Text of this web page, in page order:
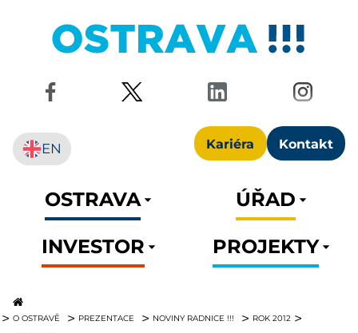
Kariéra Kontakt
EN
OSTRAVA
ÚŘAD
INVESTOR
PROJEKTY
O OSTRAVĚ PREZENTACE NOVINY RADNICE !!! ROK 2012